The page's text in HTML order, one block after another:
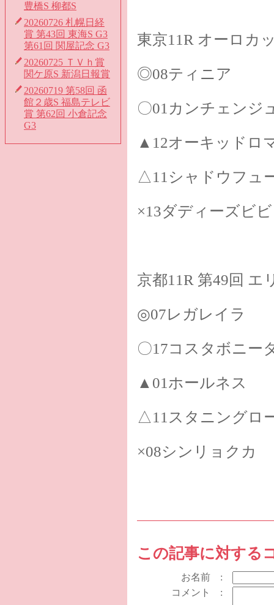
豊橋S 柳都S
20260726 札幌日経
賞 第43回 東海S G3
第61回 関屋記念 G3
20260725 ＴＶｈ賞
関ケ原S 新潟日報賞
20260719 第58回 函
館２歳S 福島テレビ
賞 第62回 小倉記念
G3
東京11R オーロカ
◎08ティニア
〇01カンチェンジ
▲12オーキッドロ
△11シャドウフュ
×13ダディーズビ
京都11R 第49回 エ
◎07レガレイラ
〇17コスタボニー
▲01ホールネス
△11スタニングロ
×08シンリョクカ
この記事に対する
お名前 :
コメント :